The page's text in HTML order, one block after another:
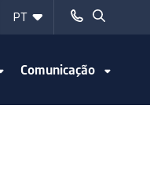
Comunicação